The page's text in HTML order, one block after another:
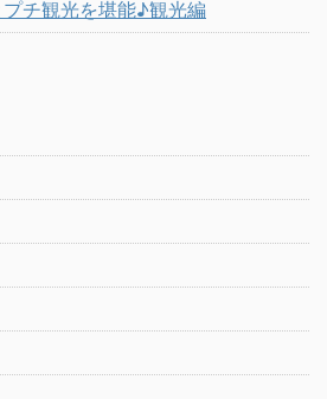
チ観光を堪能♪観光編